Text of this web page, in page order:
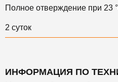
Полное отверждение при 23
2 суток
ИНФОРМАЦИЯ ПО